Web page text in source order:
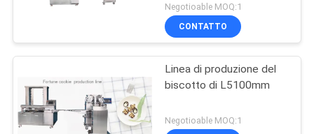
Negotioable MOQ:1
CONTATTO
Linea di produzione del
biscotto di L5100mm
Negotioable MOQ:1